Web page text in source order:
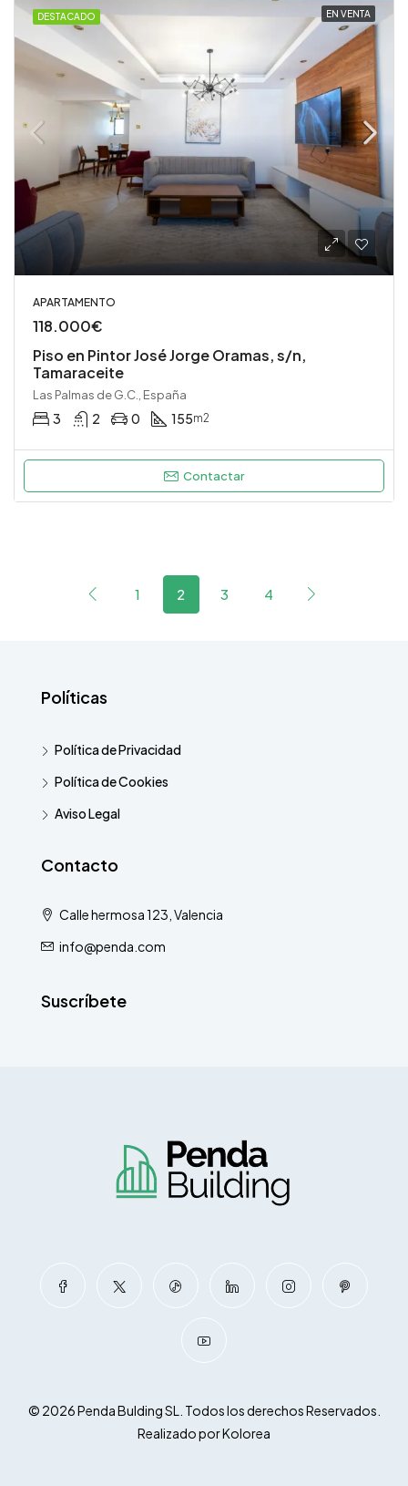
DESTACADO EN VENTA
APARTAMENTO
118.000€
Piso en Pintor José Jorge Oramas, s/n,
Tamaraceite
Las Palmas de G.C., España
3 2 0 155m2
Contactar
1 2 3 4
Políticas
Política de Privacidad
Política de Cookies
Aviso Legal
Contacto
Calle hermosa 123, Valencia
info@penda.com
Suscríbete
© 2026 Penda Bulding SL. Todos los derechos Reservados.
Realizado porKolorea